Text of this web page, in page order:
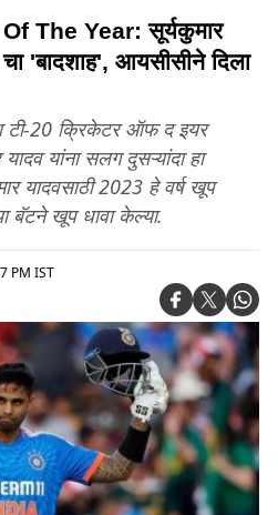
The Year: सूर्यकुमार
'बादशाह', आयसीसीने दिला
टी-20 क्रिकेटर ऑफ द इयर
यांना सलग दुसऱ्यांदा हा
यादवसाठी 2023 हे वर्ष खूप
बॅटने खूप धावा केल्या.
PM IST